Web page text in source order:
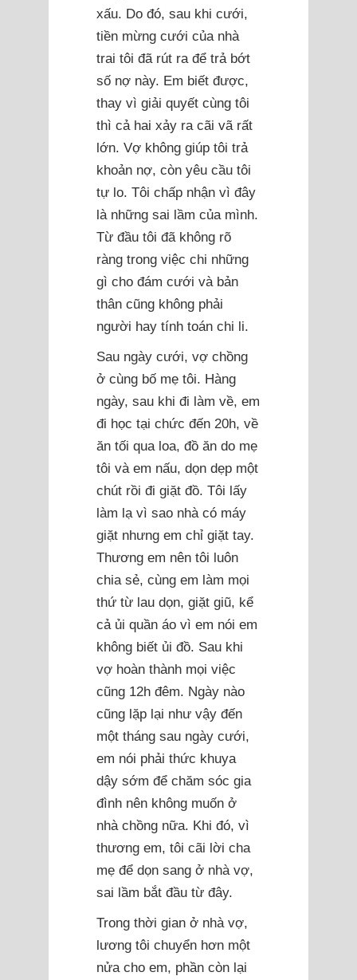
xấu. Do đó, sau khi cưới,
tiền mừng cưới của nhà
trai tôi đã rút ra để trả bớt
số nợ này. Em biết được,
thay vì giải quyết cùng tôi
thì cả hai xảy ra cãi vã rất
lớn. Vợ không giúp tôi trả
khoản nợ, còn yêu cầu tôi
tự lo. Tôi chấp nhận vì đây
là những sai lầm của mình.
Từ đầu tôi đã không rõ
ràng trong việc chi những
gì cho đám cưới và bản
thân cũng không phải
người hay tính toán chi li.
Sau ngày cưới, vợ chồng
ở cùng bố mẹ tôi. Hàng
ngày, sau khi đi làm về, em
đi học tại chức đến 20h, về
ăn tối qua loa, đồ ăn do mẹ
tôi và em nấu, dọn dẹp một
chút rồi đi giặt đồ. Tôi lấy
làm lạ vì sao nhà có máy
giặt nhưng em chỉ giặt tay.
Thương em nên tôi luôn
chia sẻ, cùng em làm mọi
thứ từ lau dọn, giặt giũ, kể
cả ủi quần áo vì em nói em
không biết ủi đồ. Sau khi
vợ hoàn thành mọi việc
cũng 12h đêm. Ngày nào
cũng lặp lại như vậy đến
một tháng sau ngày cưới,
em nói phải thức khuya
dậy sớm để chăm sóc gia
đình nên không muốn ở
nhà chồng nữa. Khi đó, vì
thương em, tôi cãi lời cha
mẹ để dọn sang ở nhà vợ,
sai lầm bắt đầu từ đây.
Trong thời gian ở nhà vợ,
lương tôi chuyển hơn một
nửa cho em, phần còn lại